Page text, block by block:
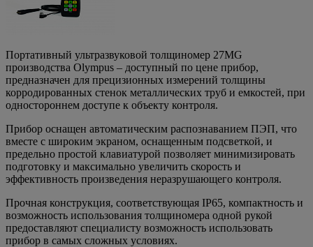
Портативный ультразвуковой толщиномер 27MG
производства Olympus – доступный по цене прибор,
предназначен для прецизионных измерений толщины
корродированных стенок металлических труб и емкостей, при
одностороннем доступе к объекту контроля.
Прибор оснащен автоматическим распознаванием ПЭП, что
вместе с широким экраном, оснащенным подсветкой, и
предельно простой клавиатурой позволяет минимизировать
подготовку и максимально увеличить скорость и
эффективность произведения неразрушающего контроля.
Прочная конструкция, соответствующая IP65, компактность и
возможность использования толщиномера одной рукой
предоставляют специалисту возможность использовать
прибор в самых сложных условиях.